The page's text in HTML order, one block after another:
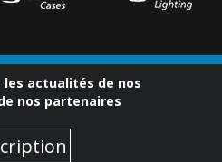
les actualités de nos
nos partenaires